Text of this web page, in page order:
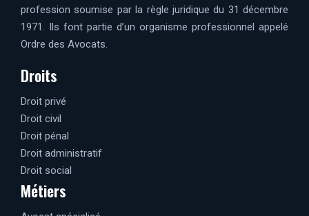
profession soumise par la règle juridique du 31 décembre
1971. Ils font partie d’un organisme professionnel appelé
Ordre des Avocats.
Droits
Droit privé
Droit civil
Droit pénal
Droit administratif
Droit social
Métiers